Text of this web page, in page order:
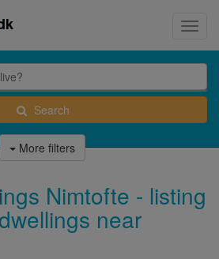
Search
More filters
Nimtofte - listing
near